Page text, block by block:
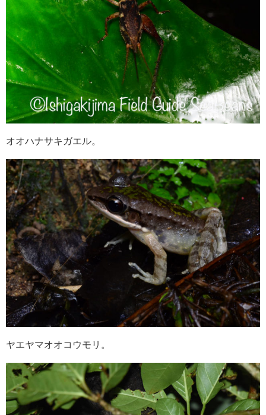
オオハナサキガエル。
ヤエヤマオオコウモリ。